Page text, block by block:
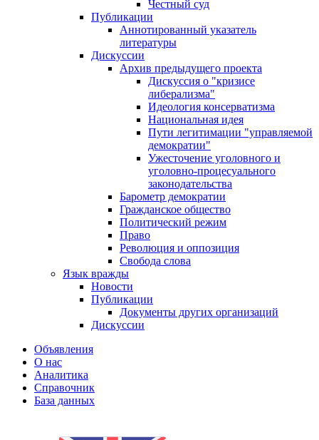
Честный суд
Публикации
Аннотированный указатель
литературы
Дискуссии
Архив предыдущего проекта
Дискуссия о "кризисе
либерализма"
Идеология консерватизма
Национальная идея
Пути легитимации "управляемой
демократии"
Ужесточение уголовного и
уголовно-процесуального
законодательства
Барометр демократии
Гражданское общество
Политический режим
Право
Революция и оппозиция
Свобода слова
Язык вражды
Новости
Публикации
Документы других организаций
Дискуссии
Объявления
О нас
Аналитика
Справочник
База данных